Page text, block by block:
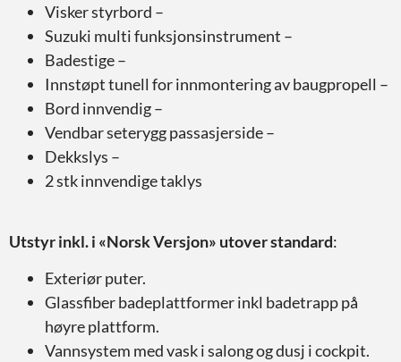
Visker styrbord –
Suzuki multi funksjonsinstrument –
Badestige –
Innstøpt tunell for innmontering av baugpropell –
Bord innvendig –
Vendbar seterygg passasjerside –
Dekkslys –
2 stk innvendige taklys
Utstyr inkl. i «Norsk Versjon» utover standard:
Exteriør puter.
Glassfiber badeplattformer inkl badetrapp på
høyre plattform.
Vannsystem med vask i salong og dusj i cockpit.